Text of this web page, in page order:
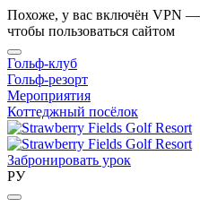
Похоже, у вас включён VPN —
чтобы пользоваться сайтом
Гольф-клуб
Гольф-резорт
Мероприятия
Коттеджный посёлок
Забронировать урок
РУ